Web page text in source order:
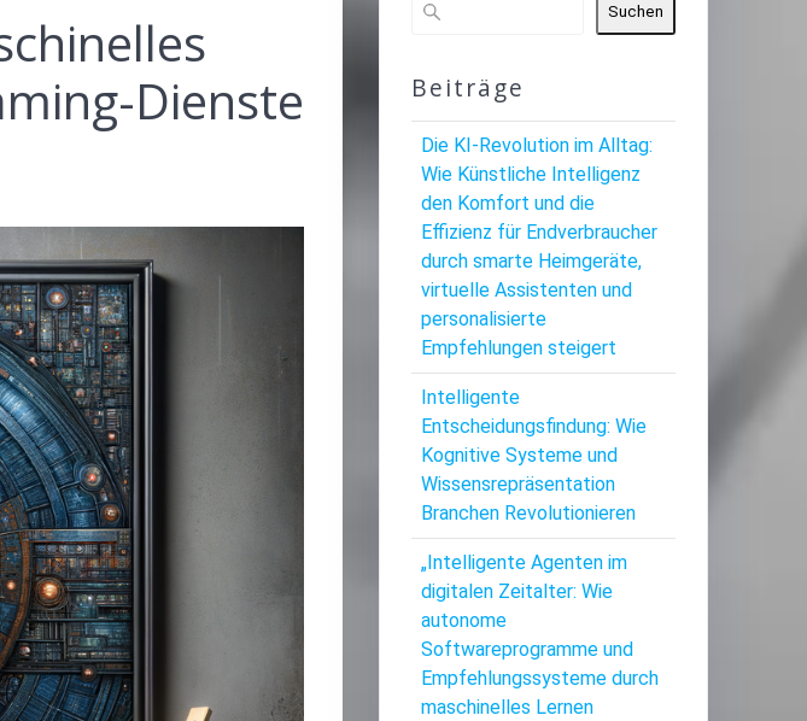
Dienste
Suchen
Beiträge
Die KI-Revolution im Alltag:
Wie Künstliche Intelligenz
den Komfort und die
Effizienz für Endverbraucher
durch smarte Heimgeräte,
virtuelle Assistenten und
personalisierte
Empfehlungen steigert
Intelligente
Entscheidungsfindung: Wie
Kognitive Systeme und
Wissensrepräsentation
Branchen Revolutionieren
„Intelligente Agenten im
digitalen Zeitalter: Wie
autonome
Softwareprogramme und
Empfehlungssysteme durch
maschinelles Lernen